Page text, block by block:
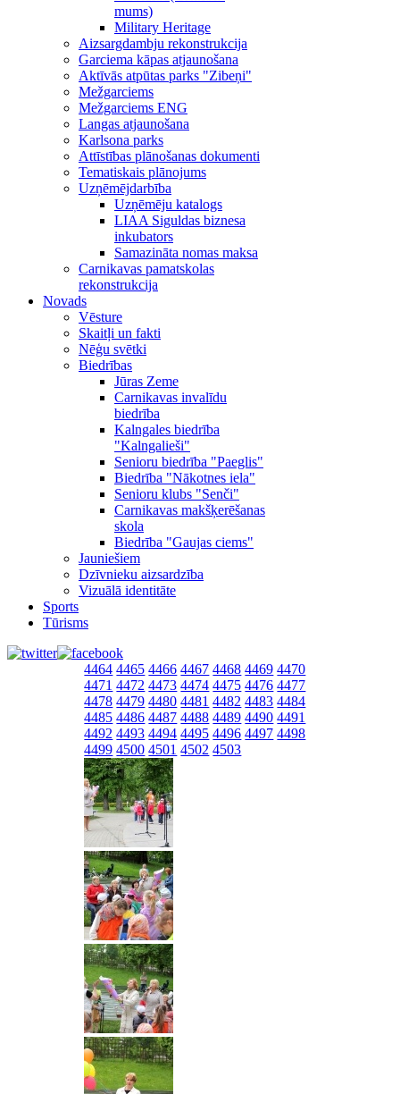
mums)
Military Heritage
Aizsargdambju rekonstrukcija
Garciema kāpas atjaunošana
Aktīvās atpūtas parks "Zibeņi"
Mežgarciems
Mežgarciems ENG
Langas atjaunošana
Karlsona parks
Attīstības plānošanas dokumenti
Tematiskais plānojums
Uzņēmējdarbība
Uzņēmēju katalogs
LIAA Siguldas biznesa
inkubators
Samazināta nomas maksa
Carnikavas pamatskolas
rekonstrukcija
Novads
Vēsture
Skaitļi un fakti
Nēģu svētki
Biedrības
Jūras Zeme
Carnikavas invalīdu
biedrība
Kalngales biedrība
"Kalngalieši"
Senioru biedrība "Paeglis"
Biedrība "Nākotnes iela"
Senioru klubs "Senči"
Carnikavas makšķerēšanas
skola
Biedrība "Gaujas ciems"
Jauniešiem
Dzīvnieku aizsardzība
Vizuālā identitāte
Sports
Tūrisms
4464 4465 4466 4467 4468 4469 4470
4471 4472 4473 4474 4475 4476 4477
4478 4479 4480 4481 4482 4483 4484
4485 4486 4487 4488 4489 4490 4491
4492 4493 4494 4495 4496 4497 4498
4499 4500 4501 4502 4503